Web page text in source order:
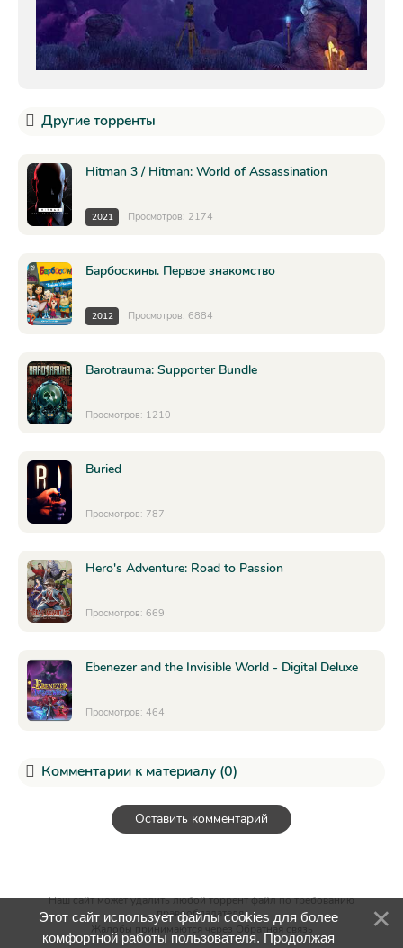
Другие торренты
Hitman 3 / Hitman: World of Assassination
2021 Просмотров: 2174
Барбоскины. Первое знакомство
2012 Просмотров: 6884
Barotrauma: Supporter Bundle
Просмотров: 1210
Buried
Просмотров: 787
Hero's Adventure: Road to Passion
Просмотров: 669
Ebenezer and the Invisible World - Digital Deluxe
Просмотров: 464
Комментарии к материалу (0)
Оставить комментарий
Наш сайт может удалить любой торрент файл по требованию
правообладателя.
Жалобы принимаются через
Обратная связь
Этот сайт использует файлы cookies для более
комфортной работы пользователя. Продолжая